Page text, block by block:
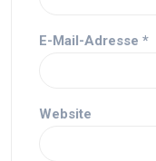
E-Mail-Adresse *
Website